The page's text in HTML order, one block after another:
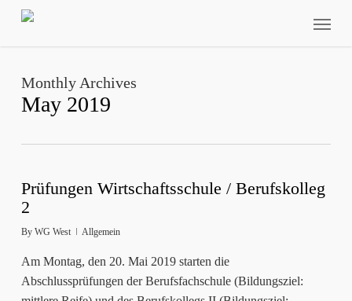
Skip
Monthly Archives
May 2019
Prüfungen Wirtschaftsschule / Berufskolleg
2
By WG West Allgemein
Am Montag, den 20. Mai 2019 starten die
Abschlussprüfungen der Berufsfachschule (Bildungsziel: